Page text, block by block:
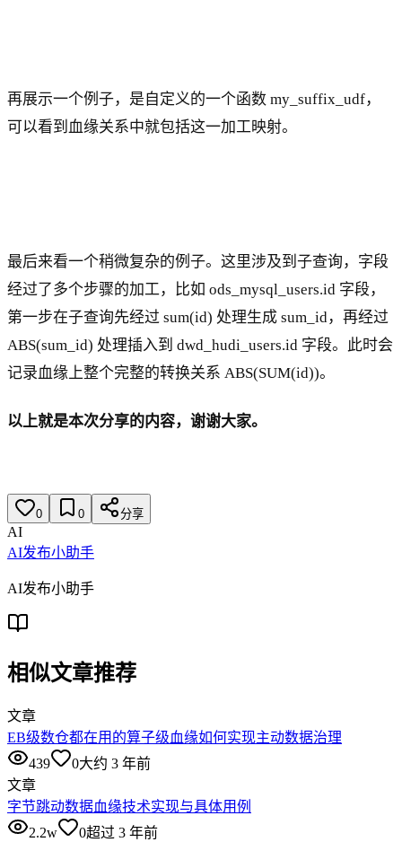
再展示一个例子，是自定义的一个函数 my_suffix_udf，
可以看到血缘关系中就包括这一加工映射。
最后来看一个稍微复杂的例子。这里涉及到子查询，字段
经过了多个步骤的加工，比如 ods_mysql_users.id 字段，
第一步在子查询先经过 sum(id) 处理生成 sum_id，再经过
ABS(sum_id) 处理插入到 dwd_hudi_users.id 字段。此时会
记录血缘上整个完整的转换关系 ABS(SUM(id))。
以上就是本次分享的内容，谢谢大家。
0 0 分享
AI
AI发布小助手
AI发布小助手
相似文章推荐
文章
EB级数仓都在用的算子级血缘如何实现主动数据治理
439
0大约 3 年前
文章
字节跳动数据血缘技术实现与具体用例
2.2w
0超过 3 年前